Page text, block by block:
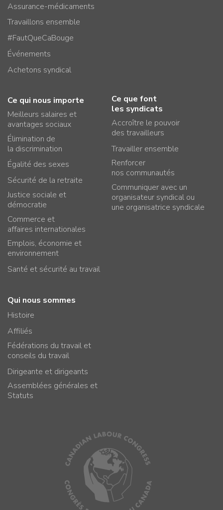
Assurance-médicaments
Travaillons ensemble
#FautQueCaBouge
Événements
Achetons syndical
Ce qui nous importe
Meilleurs salaires et
avantages sociaux
Élimination de
la discrimination
Égalité des sexes
Sécurité de la retraite
Justice sociale et
démocratie
Commerce et
affaires internationales
Emplois, économie et
environnement
Santé et sécurité au travail
Ce que font
les syndicats
Accroître le pouvoir
des travailleurs
Travailler ensemble
Renforcer
nos communautés
Communiquer avec un
organisateur syndical ou
une organisatrice syndicale
Qui nous sommes
Histoire
Affiliés
Fédérations du travail et
conseils du travail
Dirigeante et dirigeants
Assemblées générales et
Statuts